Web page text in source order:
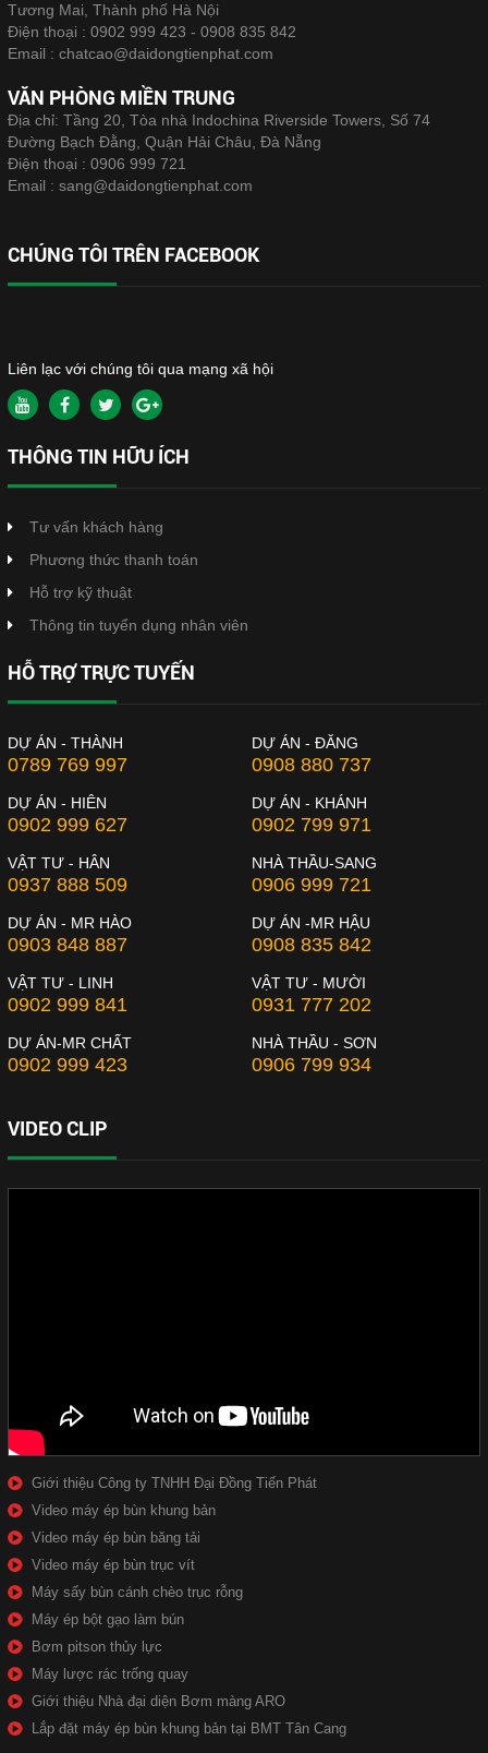
Tương Mai, Thành phố Hà Nội
Điện thoại : 0902 999 423 - 0908 835 842
Email : chatcao@daidongtienphat.com
VĂN PHÒNG MIỀN TRUNG
Địa chỉ: Tầng 20, Tòa nhà Indochina Riverside Towers, Số 74
Đường Bạch Đằng, Quận Hải Châu, Đà Nẵng
Điện thoại : 0906 999 721
Email : sang@daidongtienphat.com
CHÚNG TÔI TRÊN FACEBOOK
Liên lạc với chúng tôi qua mạng xã hội
THÔNG TIN HỮU ÍCH
Tư vấn khách hàng
Phương thức thanh toán
Hỗ trợ kỹ thuật
Thông tin tuyển dụng nhân viên
HỖ TRỢ TRỰC TUYẾN
DỰ ÁN - THÀNH
0789 769 997
DỰ ÁN - ĐĂNG
0908 880 737
DỰ ÁN - HIÊN
0902 999 627
DỰ ÁN - KHÁNH
0902 799 971
VẬT TƯ - HÂN
0937 888 509
NHÀ THẦU-SANG
0906 999 721
DỰ ÁN - MR HÀO
0903 848 887
DỰ ÁN -MR HẬU
0908 835 842
VẬT TƯ - LINH
0902 999 841
VẬT TƯ - MƯỜI
0931 777 202
DỰ ÁN-MR CHẤT
0902 999 423
NHÀ THẦU - SƠN
0906 799 934
VIDEO CLIP
Giới thiệu Công ty TNHH Đại Đồng Tiến Phát
Video máy ép bùn khung bản
Video máy ép bùn băng tải
Video máy ép bùn trục vít
Máy sấy bùn cánh chèo trục rỗng
Máy ép bột gạo làm bún
Bơm pitson thủy lực
Máy lược rác trống quay
Giới thiệu Nhà đại diện Bơm màng ARO
Lắp đặt máy ép bùn khung bản tại BMT Tân Cang